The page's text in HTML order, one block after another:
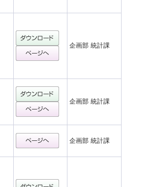
企画部 統計課
企画部 統計課
企画部 統計課